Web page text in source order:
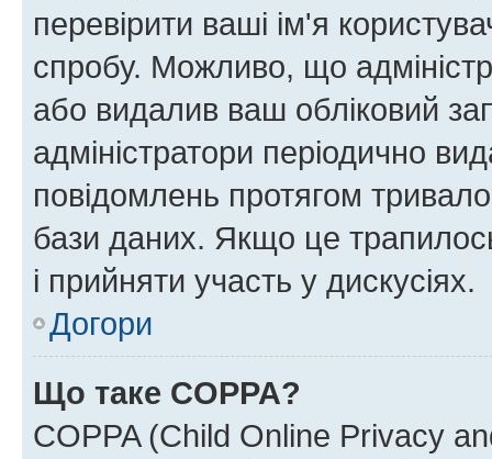
перевірити ваші ім'я
спробу. Можливо, що
або видалив ваш обліковий
адміністратори періодично
повідомлень протягом
бази даних. Якщо це
і прийняти участь у дискусіях.
Догори
Що таке COPPA?
COPPA (Child Online Privacy